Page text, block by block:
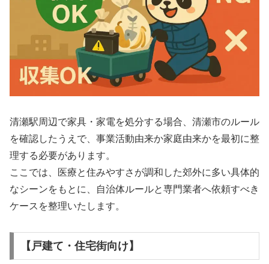
清瀬駅周辺で家具・家電を処分する場合、清瀬市のルール
を確認したうえで、事業活動由来か家庭由来かを最初に整
理する必要があります。
ここでは、医療と住みやすさが調和した郊外に多い具体的
なシーンをもとに、自治体ルールと専門業者へ依頼すべき
ケースを整理いたします。
【戸建て・住宅街向け】